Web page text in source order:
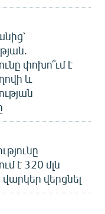
փոխո՞ւմ է
և
է 320 մլն
վարկեր վերցնել